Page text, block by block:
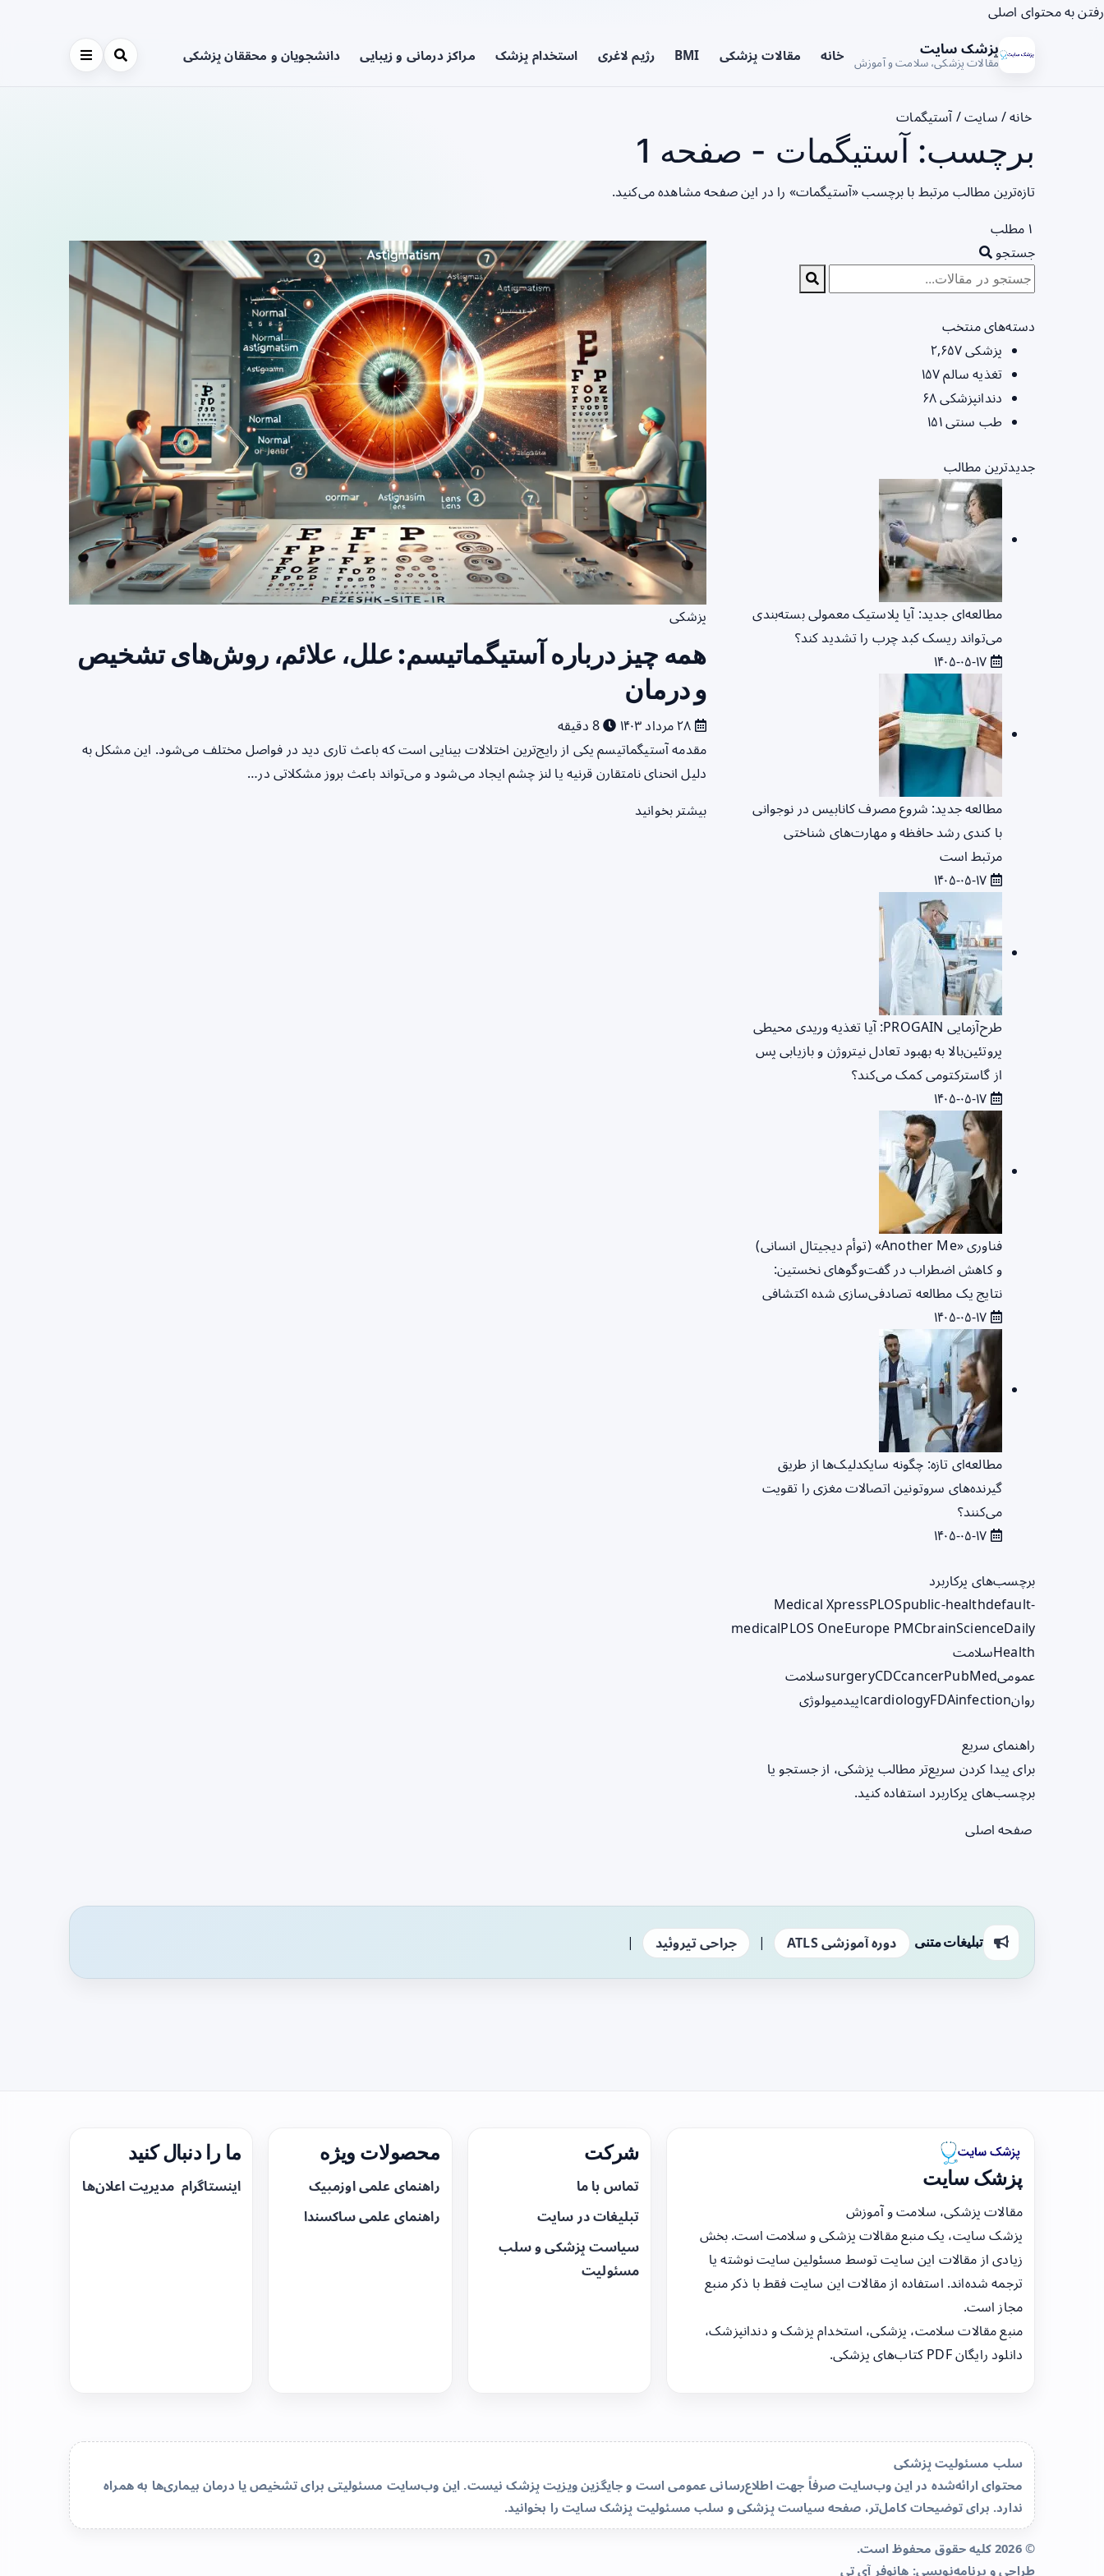
رفتن به محتوای اصلی
پزشک سایت
مقالات پزشکی، سلامت و آموزش خانه مقالات پزشکی BMI رژیم لاغری استخدام پزشک مراکز درمانی و زیبایی دانشجویان و محققان پزشکی
خانه/ سایت/ آستیگمات
برچسب: آستیگمات - صفحه 1
تازه‌ترین مطالب مرتبط با برچسب «آستیگمات» را در این صفحه مشاهده می‌کنید.
۱ مطلب
پزشکی
همه چیز درباره آستیگماتیسم: علل، علائم، روش‌های تشخیص
و درمان
8 دقیقه
مقدمه آستیگماتیسم یکی از رایج‌ترین اختلالات بینایی است که باعث تاری دید در فواصل مختلف می‌شود. این مشکل به
دلیل انحنای نامتقارن قرنیه یا لنز چشم ایجاد می‌شود و می‌تواند باعث بروز مشکلاتی در…
بیشتر بخوانید
جستجو
دسته‌های منتخب
پزشکی۲,۶۵۷
تغذیه سالم۱۵۷
دندانپزشکی۶۸
طب سنتی۱۵۱
جدیدترین مطالب
مطالعه‌ای جدید: آیا پلاستیک معمولی بسته‌بندی
می‌تواند ریسک کبد چرب را تشدید کند؟
مطالعه جدید: شروع مصرف کانابیس در نوجوانی
با کندی رشد حافظه و مهارت‌های شناختی
مرتبط است
طرح‌آزمایی PROGAIN: آیا تغذیه وریدی محیطی
پروتئین‌بالا به بهبود تعادل نیتروژن و بازیابی پس
از گاسترکتومی کمک می‌کند؟
فناوری «Another Me» (توأم دیجیتال انسانی)
و کاهش اضطراب در گفت‌وگوهای نخستین:
نتایج یک مطالعه تصادفی‌سازی شده اکتشافی
مطالعه‌ای تازه: چگونه سایکدلیک‌ها از طریق
گیرنده‌های سروتونین اتصالات مغزی را تقویت
می‌کنند؟
برچسب‌های پرکاربرد
Medical XpressPLOSpublic-healthdefault-
medicalPLOS OneEurope PMCbrainScienceDaily
Healthسلامت
عمومی
surgeryCDCcancerPubMed
سلامت
روان
cardiologyFDAinfection اپیدمیولوژی
راهنمای سریع
برای پیدا کردن سریع‌تر مطالب پزشکی، از جستجو یا
برچسب‌های پرکاربرد استفاده کنید.
صفحه اصلی
تبلیغات متنی دوره آموزشی ATLS | جراحی تیروئید |
پزشک سایت
مقالات پزشکی، سلامت و آموزش
پزشک سایت، یک منبع مقالات پزشکی و سلامت است. بخش
زیادی از مقالات این سایت توسط مسئولین سایت نوشته یا
ترجمه شده‌اند. استفاده از مقالات این سایت فقط با ذکر منبع
مجاز است.
منبع مقالات سلامت، پزشکی، استخدام پزشک و دندانپزشک،
دانلود رایگان PDF کتاب‌های پزشکی.
شرکت
تماس با ما
تبلیغات در سایت
سیاست پزشکی و سلب
مسئولیت
محصولات ویژه
راهنمای علمی اوزمپیک
راهنمای علمی ساکسندا
ما را دنبال کنید
اینستاگرام مدیریت اعلان‌ها
سلب مسئولیت پزشکی
محتوای ارائه‌شده در این وب‌سایت صرفاً جهت اطلاع‌رسانی عمومی است و جایگزین ویزیت پزشک نیست. این وب‌سایت مسئولیتی برای تشخیص یا درمان بیماری‌ها به همراه
ندارد. برای توضیحات کامل‌تر، صفحهسیاست پزشکی و سلب مسئولیت پزشک سایترا بخوانید.
© 2026 کلیه حقوق محفوظ است.
طراحی و برنامه‌نویسی: هانوفر آی تی